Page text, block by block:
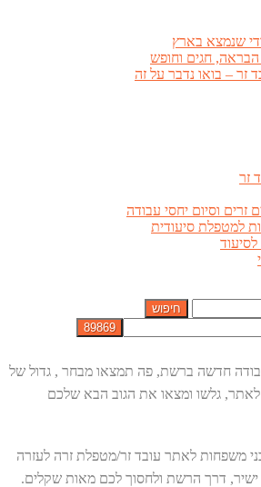
שנמצא בארץ
הבראה, חגים וחופש
זר – בואו נדבר על זה
זר
זרים וסיום יחסי עבודה
למטפלת סיעודית
חדשה ברשת, פה תמצאו מבחר , גדול של
לאתר, גלשו ומצאו את הגוב הבא שלכם
לבני משפחות לאתר עובד זר/מטפלת זרה לעזרה
ישיר, דרך הרשת ולחסוך לכם מאות שקלים.